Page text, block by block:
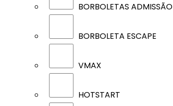
BORBOLETAS ADMISSÃO
BORBOLETA ESCAPE
VMAX
HOTSTART